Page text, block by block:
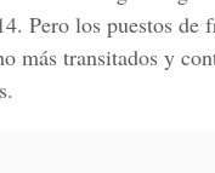
. Pero los puestos de
más transitados y